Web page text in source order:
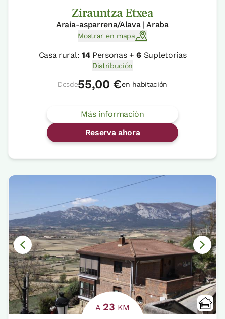
Zirauntza Etxea
Araia-asparrena/Alava | Araba
Mostrar en mapa
Casa rural: 14Personas +6 Supletorias
Distribución
Desde55,00 €en habitación
Más información
Reserva ahora
A 23 KM